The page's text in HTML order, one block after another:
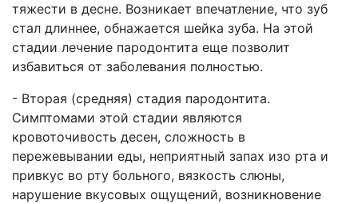
тяжести в десне. Возникает впечатление, что зуб
стал длиннее, обнажается шейка зуба. На этой
стадии лечение пародонтита еще позволит
избавиться от заболевания полностью.
- Вторая (средняя) стадия пародонтита.
Симптомами этой стадии являются
кровоточивость десен, сложность в
пережевывании еды, неприятный запах изо рта и
привкус во рту больного, вязкость слюны,
нарушение вкусовых ощущений, возникновение